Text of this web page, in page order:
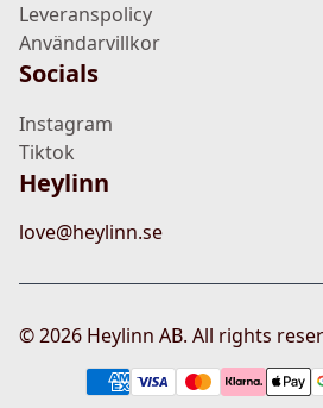
Leveranspolicy
Användarvillkor
Socials
Instagram
Tiktok
Heylinn
love@heylinn.se
©2026 Heylinn AB. All rights